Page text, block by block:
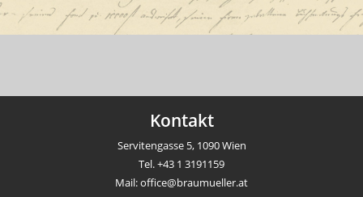
Kontakt
Servitengasse 5, 1090 Wien
Tel.+43 1 3191159
Mail:office@braumueller.at